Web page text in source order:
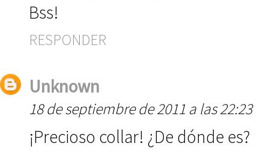
Bss!
RESPONDER
Unknown
18 de septiembre de 2011 a las 22:23
¡Precioso collar! ¿De dónde es?